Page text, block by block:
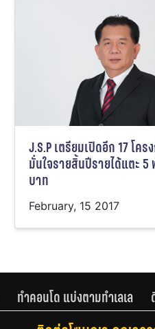
J.S.P เตรียมเปิดอีก 17 โคร
มั่นใจรายสิ้นปีรายได้แตะ
บาท
February, 15 2017
ทำคอนโด แบ่งตามทำเลเล